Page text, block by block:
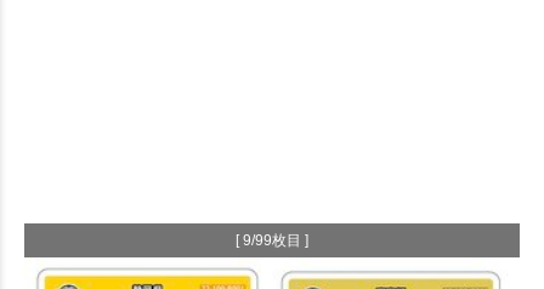
[ 9/99枚目 ]